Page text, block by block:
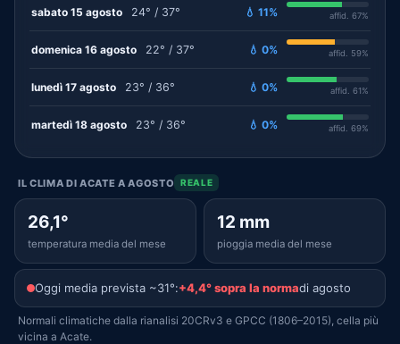
sabato 15 agosto 24° / 37° 💧 11% affid. 67%
domenica 16 agosto 22° / 37° 💧 0% affid. 59%
lunedì 17 agosto 23° / 36° 💧 0% affid. 61%
martedì 18 agosto 23° / 36° 💧 0% affid. 69%
IL CLIMA DI ACATE A AGOSTO REALE
26,1°
temperatura media del mese
12 mm
pioggia media del mese
Oggi media prevista ~31°:+4,4° sopra la normadi agosto
Normali climatiche dalla rianalisi 20CRv3 e GPCC (1806–2015), cella più
vicina a Acate.